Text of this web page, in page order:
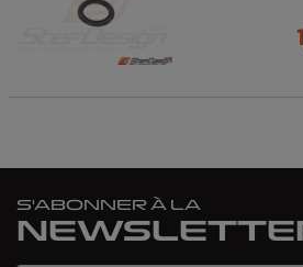
S'ABONNER À LA